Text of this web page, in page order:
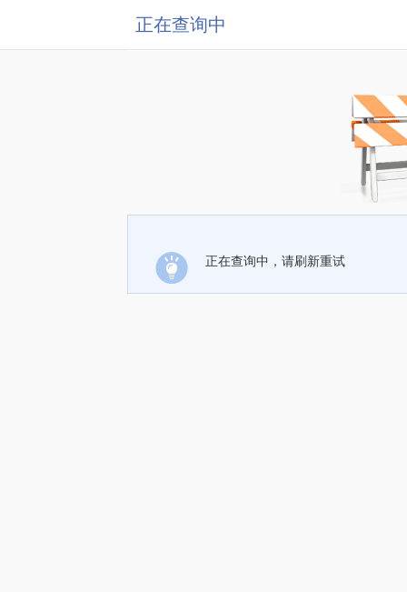
正在查询中
正在查询中，请刷新重试